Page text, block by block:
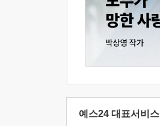
예스24 대표서비스